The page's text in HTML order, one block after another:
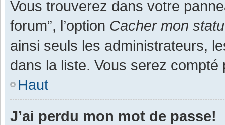
Vous trouverez dans votre
forum”, l’option Cacher mon
ainsi seuls les administrateurs,
dans la liste. Vous serez
Haut
J’ai perdu mon mot de passe!